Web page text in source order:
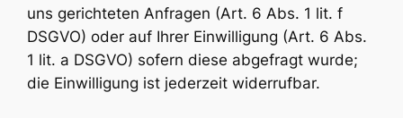
uns gerichteten Anfragen (Art. 6 Abs. 1 lit. f
DSGVO) oder auf Ihrer Einwilligung (Art. 6 Abs.
1 lit. a DSGVO) sofern diese abgefragt wurde;
die Einwilligung ist jederzeit widerrufbar.